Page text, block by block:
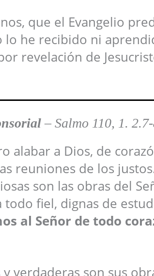
que el Evangelio
lo he recibido ni
revelación de
–Salmo 110, 1.
alabar a Dios, de
reuniones de los
son las obras del
todo fiel, dignas de
al Señor de todo
y verdaderas son sus